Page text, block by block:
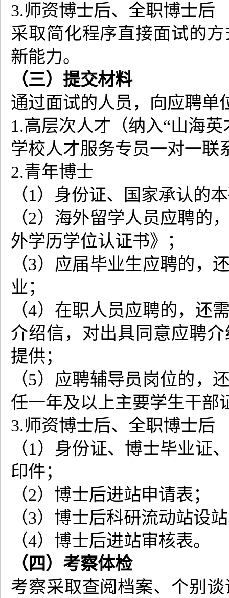
3.师资博士后、全职博士后
采取简化程序直接面试的
新能力。
（三）提交材料
通过面试的人员，向应聘单
1.高层次人才（纳入“山海
学校人才服务专员一对一联
2.青年博士
（1）身份证、国家承认的
（2）海外留学人员应聘的
外学历学位认证书》；
（3）应届毕业生应聘的，
业；
（4）在职人员应聘的，还
介绍信，对出具同意应聘
提供；
（5）应聘辅导员岗位的，
任一年及以上主要学生干部
3.师资博士后、全职博士后
（1）身份证、博士毕业证
印件；
（2）博士后进站申请表；
（3）博士后科研流动站设
（4）博士后进站审核表。
（四）考察体检
考察采取查阅档案、个别